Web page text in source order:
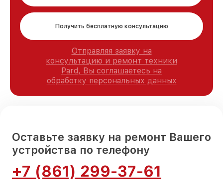
Получить бесплатную консультацию
Отправляя заявку на
консультацию и ремонт техники
Pard, Вы соглашаетесь на
обработку персональных данных
Оставьте заявку на ремонт Вашего
устройства по телефону
+7 (861) 299-37-61